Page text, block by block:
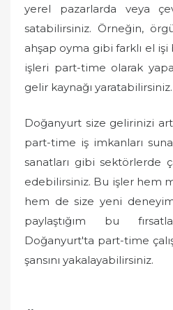
yerel pazarlarda veya
satabilirsiniz. Örneğin,
ahşap oyma gibi farklı el
işleri part-time olarak
gelir kaynağı yaratabilirsiniz.
Doğanyurt size gelirinizi
part-time iş imkanları
sanatları gibi sektörlerde
edebilirsiniz. Bu işler hem
hem de size yeni
paylaştığım bu
Doğanyurt'ta part-time
şansını yakalayabilirsiniz.